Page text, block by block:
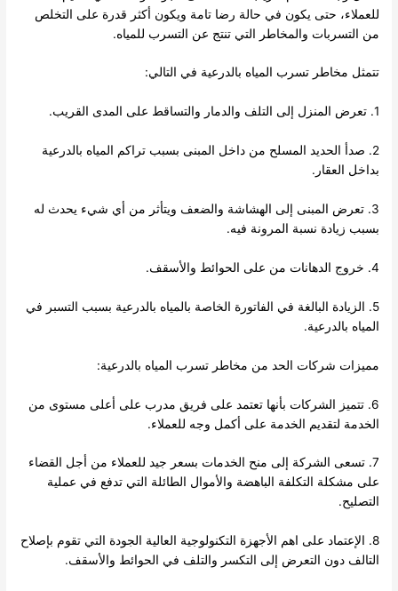
للعملاء، حتى يكون في حالة رضا تامة ويكون أكثر قدرة على التخلص
من التسربات والمخاطر التي تنتج عن التسرب للمياه.
تتمثل مخاطر تسرب المياه بالدرعية في التالي:
1. تعرض المنزل إلى التلف والدمار والتساقط على المدى القريب.
2. صدأ الحديد المسلح من داخل المبنى بسبب تراكم المياه بالدرعية
بداخل العقار.
3. تعرض المبنى إلى الهشاشة والضعف ويتأثر من أي شيء يحدث له
بسبب زيادة نسبة المرونة فيه.
4. خروج الدهانات من على الحوائط والأسقف.
5. الزيادة البالغة في الفاتورة الخاصة بالمياه بالدرعية بسبب التسبر في
المياه بالدرعية.
مميزات شركات الحد من مخاطر تسرب المياه بالدرعية:
6. تتميز الشركات بأنها تعتمد على فريق مدرب على أعلى مستوى من
الخدمة لتقديم الخدمة على أكمل وجه للعملاء.
7. تسعى الشركة إلى منح الخدمات بسعر جيد للعملاء من أجل القضاء
على مشكلة التكلفة الباهضة والأموال الطائلة التي تدفع في عملية
التصليح.
8. الإعتماد على اهم الأجهزة التكنولوجية العالية الجودة التي تقوم بإصلاح
التالف دون التعرض إلى التكسر والتلف في الحوائط والأسقف.